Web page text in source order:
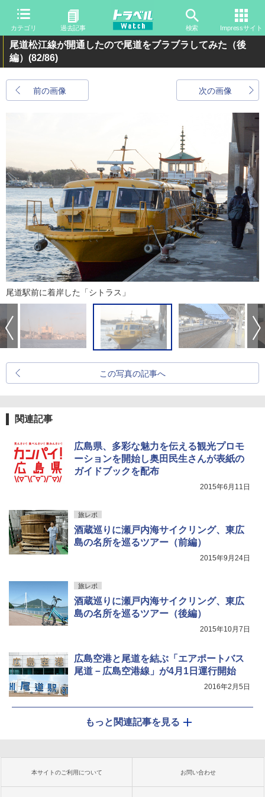
カテゴリ 過去記事 検索 Impressサイト
尾道松江線が開通したので尾道をブラブラしてみた（後
編） (82/86)
前の画像 次の画像
尾道駅前に着岸した「シトラス」
この写真の記事へ
関連記事
広島県、多彩な魅力を伝える観光プロモ
ーションを開始し奥田民生さんが表紙の
ガイドブックを配布
2015年6月11日
旅レポ
酒蔵巡りに瀬戸内海サイクリング、東広
島の名所を巡るツアー（前編）
2015年9月24日
旅レポ
酒蔵巡りに瀬戸内海サイクリング、東広
島の名所を巡るツアー（後編）
2015年10月7日
広島空港と尾道を結ぶ「エアポートバス
尾道－広島空港線」が4月1日運行開始
2016年2月5日
もっと関連記事を見る
本サイトのご利用について お問い合わせ